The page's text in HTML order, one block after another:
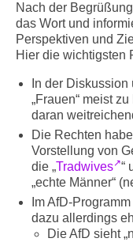
Nach der
das Wort und
Perspektiven und
Hier die wichtigsten
In der
„Frauen“ meist
daran
Die Rechten
Vorstellung von
die „Tradwives “
„echte Männer“
Im AfD-
dazu allerdings
Die AfD sieht